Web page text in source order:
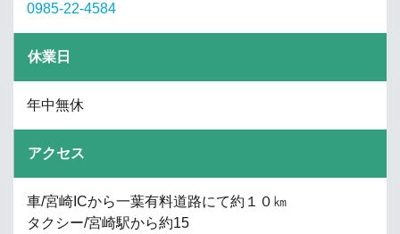
0985-22-4584
休業日
年中無休
アクセス
車/宮崎ICから一葉有料道路にて約１０㎞
タクシー/宮崎駅から約15